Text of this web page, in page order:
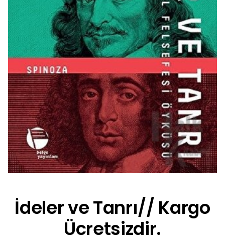
İdeler ve Tanrı// Kargo
Ücretsizdir.